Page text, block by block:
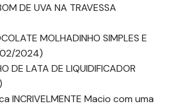
DE UVA NA TRAVESSA
MOLHADINHO SIMPLES E
02/2024)
DE LATA DE LIQUIDIFICADOR
INCRIVELMENTE Macio com uma